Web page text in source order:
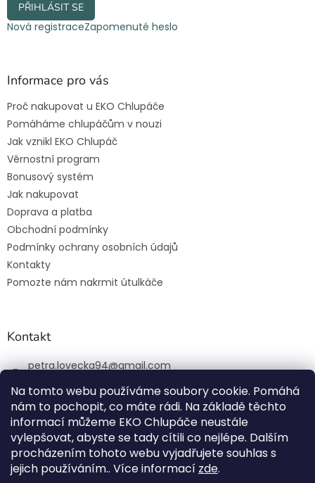
Na tomto webu používáme soubory cookie. Pomáhá
nám to pochopit, co máte rádi. Na základě těchto
informací můžeme EKO Chlupáče neustále
vylepšovat, abyste se tady cítili co nejlépe. Dalším
procházením tohoto webu vyjadřujete souhlas s
jejich používáním.. Více informací zde.
PŘIHLÁSIT SE
Nová registraceZapomenuté heslo
Informace pro vás
Proč nakupovat u EKO Chlupáče
Pomáháme chlupáčům v nouzi
Jak vznikl EKO Chlupáč
Věrnostní program
Bonusový systém
Jak nakupovat
Doprava a platba
Obchodní podmínky
Podmínky ochrany osobních údajů
Kontakty
Pomozte nám nakrmit útulkáče
Kontakt
petra.lovecka94@gmail.com
+420 774 131 648
ekochlupac.cz
Vytvořil Shoptet